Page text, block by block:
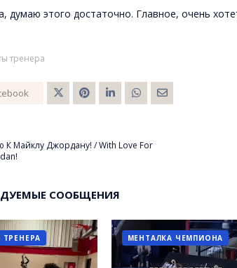
думаю этого достаточно. Главное, очень
тренера
К Майклу Джордану! / With Love For
СООБЩЕНИЯ
МЕНТАЛКА ЧЕМПИОНА